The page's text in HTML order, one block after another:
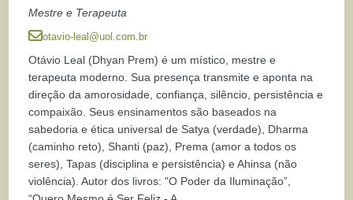
Mestre e Terapeuta
otavio-leal@uol.com.br
Otávio Leal (Dhyan Prem) é um místico, mestre e
terapeuta moderno. Sua presença transmite e aponta na
direção da amorosidade, confiança, silêncio, persistência e
compaixão. Seus ensinamentos são baseados na
sabedoria e ética universal de Satya (verdade), Dharma
(caminho reto), Shanti (paz), Prema (amor a todos os
seres), Tapas (disciplina e persistência) e Ahinsa (não
violência). Autor dos livros: "O Poder da Iluminação”,